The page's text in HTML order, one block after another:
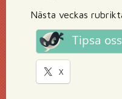
Nästa veckas
Tipsa
X